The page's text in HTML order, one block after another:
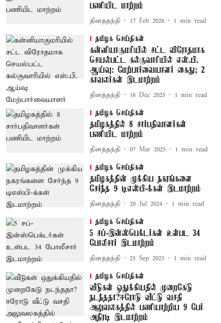
பணியிட மாற்றம்
தினத்தந்தி 17 Feb 2026 1 min read
தமிழக செய்திகள்
கன்னியாகுமரியில் சட்ட விரோதமாக
செயல்பட்ட கல்குவாரியில் எஸ்.பி.
ஆய்வு: மேற்பார்வையாளர் கைது; 2
காவலர்கள் இடமாற்றம்
தினத்தந்தி 18 Dec 2025 1 min read
தமிழக செய்திகள்
தமிழகத்தில் 8 சார்பதிவாளர்கள்
பணியிட மாற்றம்
தினத்தந்தி 07 Mar 2025 1 min read
தமிழக செய்திகள்
தமிழகத்தின் முக்கிய நகரங்களை
சேர்ந்த 9 டிஎஸ்பி-க்கள் இடமாற்றம்
தினத்தந்தி 20 Jul 2024 1 min read
தமிழக செய்திகள்
5 சப்-இன்ஸ்பெக்டர்கள் உள்பட 34
போலீசார் இடமாற்றம்
தினத்தந்தி 25 Sep 2023 1 min read
தமிழக செய்திகள்
வீடுகள் ஒதுக்கியதில் முறைகேடு
நடந்ததா?ஈரோடு வீட்டு வசதி
அலுவலகத்தில் பணியாற்றிய 9 பேர்
அதிரடி இடமாற்றம்